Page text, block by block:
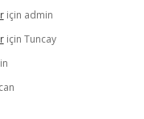
için admin
için Tuncay